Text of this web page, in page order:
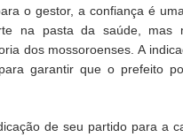
o gestor, a confiança é
na pasta da saúde, mas
dos mossoroenses. A
garantir que o prefeito
de seu partido para a